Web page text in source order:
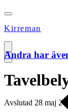
Kirreman
Avslutad 28 maj
Andra har